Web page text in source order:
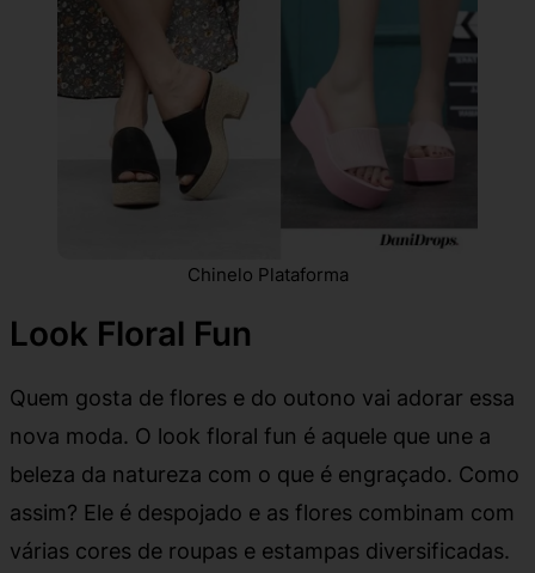
Chinelo Plataforma
Look Floral Fun
Quem gosta de flores e do outono vai adorar essa
nova moda. O look floral fun é aquele que une a
beleza da natureza com o que é engraçado. Como
assim? Ele é despojado e as flores combinam com
várias cores de roupas e estampas diversificadas.